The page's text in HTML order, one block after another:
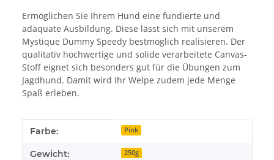
Ermöglichen Sie Ihrem Hund eine fundierte und
adäquate Ausbildung. Diese lässt sich mit unserem
Mystique Dummy Speedy bestmöglich realisieren. Der
qualitativ hochwertige und solide verarbeitete Canvas-
Stoff eignet sich besonders gut für die Übungen zum
Jagdhund. Damit wird Ihr Welpe zudem jede Menge
Spaß erleben.
Produkteigenschaft
Wert
Farbe: Pink
Gewicht: 250g